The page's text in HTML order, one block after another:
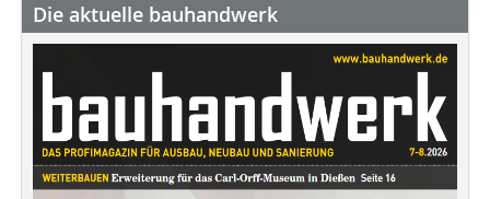
Die aktuelle bauhandwerk